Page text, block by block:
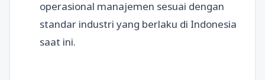
operasional manajemen sesuai dengan
standar industri yang berlaku di Indonesia
saat ini.